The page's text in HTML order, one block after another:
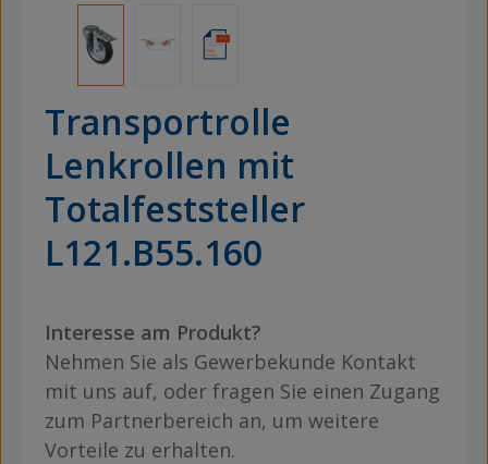
Transportrolle
Lenkrollen mit
Totalfeststeller
L121.B55.160
Interesse am Produkt?
Nehmen Sie als Gewerbekunde Kontakt
mit uns auf, oder fragen Sie einen Zugang
zum Partnerbereich an, um weitere
Vorteile zu erhalten.